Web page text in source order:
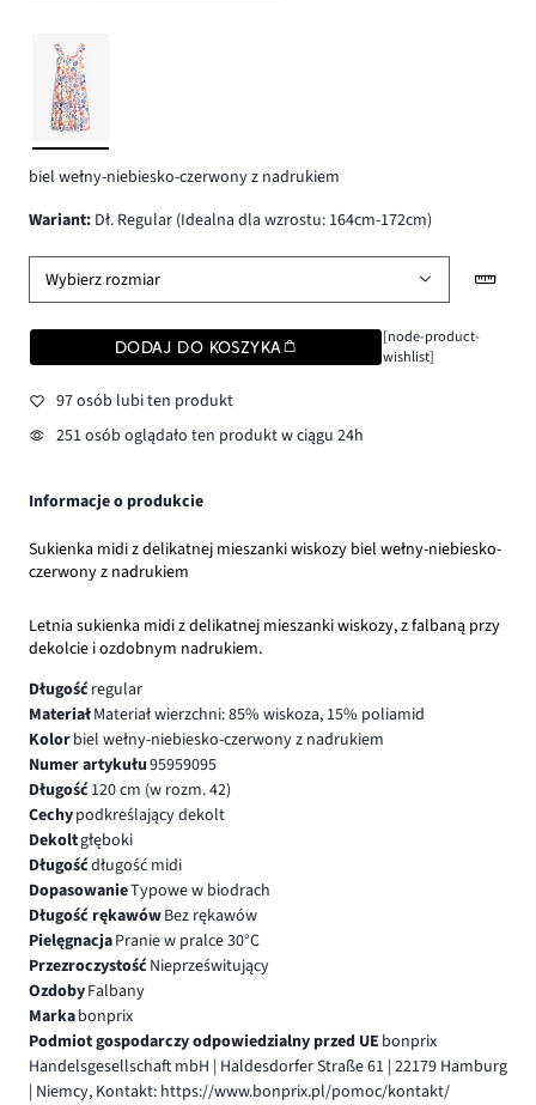
biel wełny-niebiesko-czerwony z nadrukiem
wariant: Dł. Regular (Idealna dla wzrostu: 164cm-172cm)
Wybierz rozmiar
DODAJ DO KOSZYKA
[node-product-
wishlist]
97 osób lubi ten produkt
251 osób oglądało ten produkt w ciągu 24h
Informacje o produkcie
Sukienka midi z delikatnej mieszanki wiskozy biel wełny-niebiesko-
czerwony z nadrukiem
Letnia sukienka midi z delikatnej mieszanki wiskozy, z falbaną przy
dekolcie i ozdobnym nadrukiem.
Długośćregular
MateriałMateriał wierzchni: 85% wiskoza, 15% poliamid
Kolorbiel wełny-niebiesko-czerwony z nadrukiem
Numer artykułu95959095
Długość120 cm (w rozm. 42)
Cechypodkreślający dekolt
Dekoltgłęboki
Długośćdługość midi
DopasowanieTypowe w biodrach
Długość rękawówBez rękawów
PielęgnacjaPranie w pralce 30°C
PrzezroczystośćNieprześwitujący
OzdobyFalbany
Markabonprix
Podmiot gospodarczy odpowiedzialny przed UE bonprix
Handelsgesellschaft mbH | Haldesdorfer Straße 61 | 22179 Hamburg
| Niemcy, Kontakt: https://www.bonprix.pl/pomoc/kontakt/